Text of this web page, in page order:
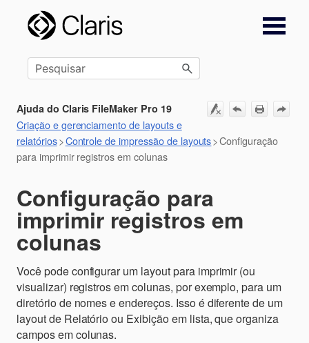
Ir para conteúdo principal
Ajuda do Claris FileMaker Pro 19
Criação e gerenciamento de layouts e
relatórios>Controle de impressão de layouts>Configuração
para imprimir registros em colunas
Configuração para
imprimir registros em
colunas
Você pode configurar um layout para imprimir (ou
visualizar) registros em colunas, por exemplo, para um
diretório de nomes e endereços. Isso é diferente de um
layout de Relatório ou Exibiçãoem lista, que organiza
campos em colunas.